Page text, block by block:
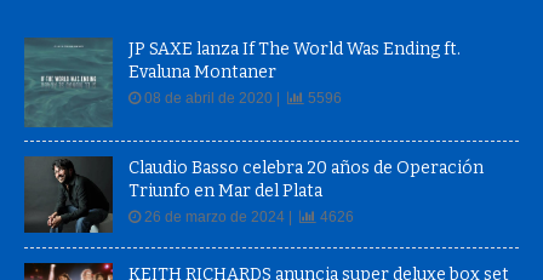
JP SAXE lanza If The World Was Ending ft.
Evaluna Montaner
08 de abril de 2020 | 5596
Claudio Basso celebra 20 años de Operación
Triunfo en Mar del Plata
26 de marzo de 2024 | 4626
KEITH RICHARDS anuncia super deluxe box set